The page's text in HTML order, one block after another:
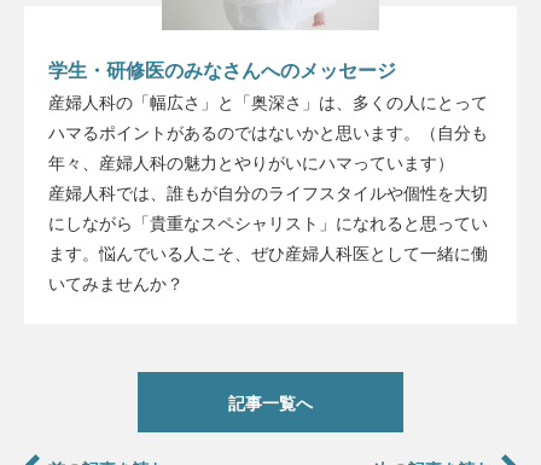
学生・研修医のみなさんへのメッセージ
産婦人科の「幅広さ」と「奥深さ」は、多くの人にとって
ハマるポイントがあるのではないかと思います。（自分も
年々、産婦人科の魅力とやりがいにハマっています）
産婦人科では、誰もが自分のライフスタイルや個性を大切
にしながら「貴重なスペシャリスト」になれると思ってい
ます。悩んでいる人こそ、ぜひ産婦人科医として一緒に働
いてみませんか？
記事一覧へ